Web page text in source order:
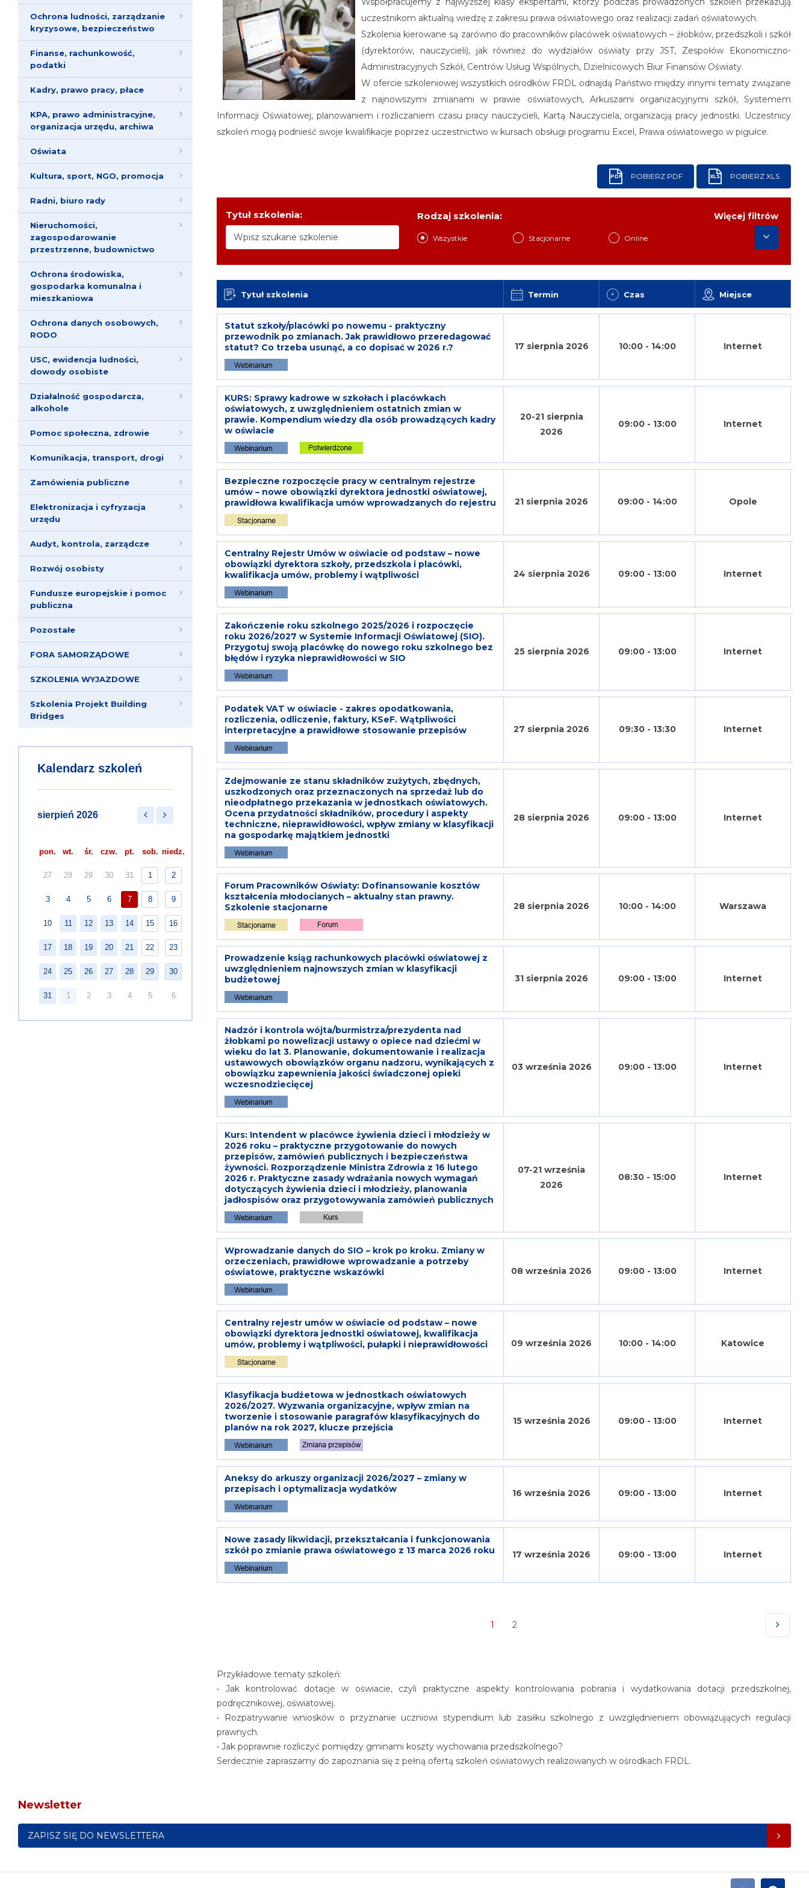
Ochrona ludności, zarządzanie
kryzysowe, bezpieczeństwo
Finanse, rachunkowość,
podatki
Kadry, prawo pracy, płace
KPA, prawo administracyjne,
organizacja urzędu, archiwa
Oświata
Kultura, sport, NGO, promocja
Radni, biuro rady
Nieruchomości,
zagospodarowanie
przestrzenne, budownictwo
Ochrona środowiska,
gospodarka komunalna i
mieszkaniowa
Ochrona danych osobowych,
RODO
USC, ewidencja ludności,
dowody osobiste
Działalność gospodarcza,
alkohole
Pomoc społeczna, zdrowie
Komunikacja, transport, drogi
Zamówienia publiczne
Elektronizacja i cyfryzacja
urzędu
Audyt, kontrola, zarządcze
Rozwój osobisty
Fundusze europejskie i pomoc
publiczna
Pozostałe
FORA SAMORZĄDOWE
SZKOLENIA WYJAZDOWE
Szkolenia Projekt Building
Bridges
Kalendarz szkoleń
sierpień 2026
pon. wt. śr. czw. pt. sob. niedz.
27 28 29 30 31 1 2
3 4 5 6 7 8 9
10 11 12 13 14 15 16
17 18 19 20 21 22 23
24 25 26 27 28 29 30
31 1 2 3 4 5 6
uczestnikom aktualną wiedzę z zakresu prawa oświatowego oraz realizacji zadań oświatowych.
Szkolenia kierowane są zarówno do pracowników placówek oświatowych – żłobków, przedszkoli i szkół
(dyrektorów, nauczycieli), jak również do wydziałów oświaty przy JST, Zespołów Ekonomiczno-
Administracyjnych Szkół, Centrów Usług Wspólnych, Dzielnicowych Biur Finansów Oświaty.
W ofercie szkoleniowej wszystkich ośrodków FRDL odnajdą Państwo między innymi tematy związane
z najnowszymi zmianami w prawie oświatowych, Arkuszami organizacyjnymi szkół, Systemem
Informacji Oświatowej, planowaniem i rozliczaniem czasu pracy nauczycieli, Kartą Nauczyciela, organizacją pracy jednostki. Uczestnicy
szkoleń mogą podnieść swoje kwalifikacje poprzez uczestnictwo w kursach obsługi programu Excel, Prawa oświatowego w pigułce.
PDF POBIERZ PDF XLS POBIERZ XLS
Tytuł szkolenia: Rodzaj szkolenia:
Wszystkie Stacjonarne Online
Więcej filtrów
Tytuł szkolenia Termin Czas Miejsce
Statut szkoły/placówki po nowemu - praktyczny
przewodnik po zmianach. Jak prawidłowo przeredagować
statut? Co trzeba usunąć, a co dopisać w 2026 r.?
17 sierpnia 2026 10:00 - 14:00 Internet
KURS: Sprawy kadrowe w szkołach i placówkach
oświatowych, z uwzględnieniem ostatnich zmian w
prawie. Kompendium wiedzy dla osób prowadzących kadry
w oświacie
20-21 sierpnia
2026
09:00 - 13:00 Internet
Bezpieczne rozpoczęcie pracy w centralnym rejestrze
umów – nowe obowiązki dyrektora jednostki oświatowej,
prawidłowa kwalifikacja umów wprowadzanych do rejestru
21 sierpnia 2026 09:00 - 14:00 Opole
Centralny Rejestr Umów w oświacie od podstaw – nowe
obowiązki dyrektora szkoły, przedszkola i placówki,
kwalifikacja umów, problemy i wątpliwości
24 sierpnia 2026 09:00 - 13:00 Internet
Zakończenie roku szkolnego 2025/2026 i rozpoczęcie
roku 2026/2027 w Systemie Informacji Oświatowej (SIO).
Przygotuj swoją placówkę do nowego roku szkolnego bez
błędów i ryzyka nieprawidłowości w SIO
25 sierpnia 2026 09:00 - 13:00 Internet
Podatek VAT w oświacie - zakres opodatkowania,
rozliczenia, odliczenie, faktury, KSeF. Wątpliwości
interpretacyjne a prawidłowe stosowanie przepisów
27 sierpnia 2026 09:30 - 13:30 Internet
Zdejmowanie ze stanu składników zużytych, zbędnych,
uszkodzonych oraz przeznaczonych na sprzedaż lub do
nieodpłatnego przekazania w jednostkach oświatowych.
Ocena przydatności składników, procedury i aspekty
techniczne, nieprawidłowości, wpływ zmiany w klasyfikacji
na gospodarkę majątkiem jednostki
28 sierpnia 2026 09:00 - 13:00 Internet
Forum Pracowników Oświaty: Dofinansowanie kosztów
kształcenia młodocianych – aktualny stan prawny.
Szkolenie stacjonarne
28 sierpnia 2026 10:00 - 14:00 Warszawa
Prowadzenie ksiąg rachunkowych placówki oświatowej z
uwzględnieniem najnowszych zmian w klasyfikacji
budżetowej
31 sierpnia 2026 09:00 - 13:00 Internet
Nadzór i kontrola wójta/burmistrza/prezydenta nad
żłobkami po nowelizacji ustawy o opiece nad dziećmi w
wieku do lat 3. Planowanie, dokumentowanie i realizacja
ustawowych obowiązków organu nadzoru, wynikających z
obowiązku zapewnienia jakości świadczonej opieki
wczesnodziecięcej
03 września 2026 09:00 - 13:00 Internet
Kurs: Intendent w placówce żywienia dzieci i młodzieży w
2026 roku – praktyczne przygotowanie do nowych
przepisów, zamówień publicznych i bezpieczeństwa
żywności. Rozporządzenie Ministra Zdrowia z 16 lutego
2026 r. Praktyczne zasady wdrażania nowych wymagań
dotyczących żywienia dzieci i młodzieży, planowania
jadłospisów oraz przygotowywania zamówień publicznych
07-21 września
2026
08:30 - 15:00 Internet
Wprowadzanie danych do SIO – krok po kroku. Zmiany w
orzeczeniach, prawidłowe wprowadzanie a potrzeby
oświatowe, praktyczne wskazówki
08 września 2026 09:00 - 13:00 Internet
Centralny rejestr umów w oświacie od podstaw – nowe
obowiązki dyrektora jednostki oświatowej, kwalifikacja
umów, problemy i wątpliwości, pułapki i nieprawidłowości
09 września 2026 10:00 - 14:00 Katowice
Klasyfikacja budżetowa w jednostkach oświatowych
2026/2027. Wyzwania organizacyjne, wpływ zmian na
tworzenie i stosowanie paragrafów klasyfikacyjnych do
planów na rok 2027, klucze przejścia
15 września 2026 09:00 - 13:00 Internet
Aneksy do arkuszy organizacji 2026/2027 – zmiany w
przepisach i optymalizacja wydatków
16 września 2026 09:00 - 13:00 Internet
Nowe zasady likwidacji, przekształcania i funkcjonowania
szkół po zmianie prawa oświatowego z 13 marca 2026 roku
17 września 2026 09:00 - 13:00 Internet
1
2
Przykładowe tematy szkoleń:
• Jak kontrolować dotacje w oświacie, czyli praktyczne aspekty kontrolowania pobrania i wydatkowania dotacji przedszkolnej,
podręcznikowej, oświatowej.
• Rozpatrywanie wniosków o przyznanie uczniowi stypendium lub zasiłku szkolnego z uwzględnieniem obowiązujących regulacji
prawnych.
• Jak poprawnie rozliczyć pomiędzy gminami koszty wychowania przedszkolnego?
Serdecznie zapraszamy do zapoznania się z pełną ofertą szkoleń oświatowych realizowanych w ośrodkach FRDL.
Newsletter
ZAPISZ SIĘ DO NEWSLETTERA